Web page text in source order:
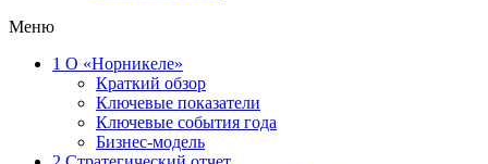
Меню
1 О «Норникеле»
Краткий обзор
Ключевые показатели
Ключевые события года
Бизнес-модель